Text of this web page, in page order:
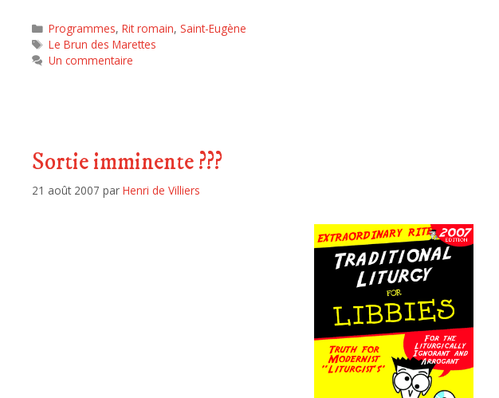
Programmes,Rit romain,Saint-Eugène
Le Brun des Marettes
Un commentaire
Sortie imminente ???
21 août 2007 par Henri de Villiers